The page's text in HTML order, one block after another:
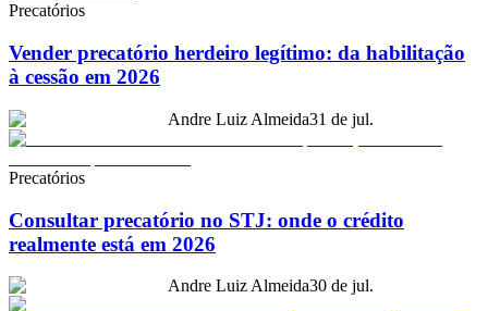
Precatórios
Vender precatório herdeiro legítimo: da habilitação
à cessão em 2026
Andre Luiz Almeida31 de jul.
Precatórios
Consultar precatório no STJ: onde o crédito
realmente está em 2026
Andre Luiz Almeida30 de jul.